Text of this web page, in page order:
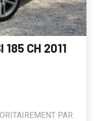
185 CH 2011
PAR